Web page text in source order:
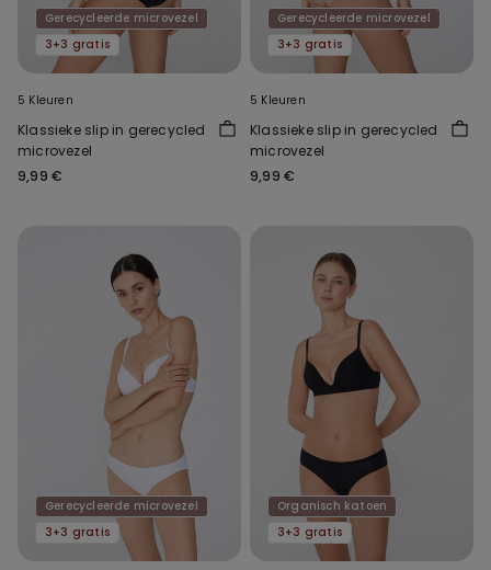
Gerecycleerde microvezel
3+3 gratis
5 Kleuren
Klassieke slip in gerecycled
microvezel
9,99 €
Gerecycleerde microvezel
3+3 gratis
5 Kleuren
Klassieke slip in gerecycled
microvezel
9,99 €
Gerecycleerde microvezel
3+3 gratis
Organisch katoen
3+3 gratis